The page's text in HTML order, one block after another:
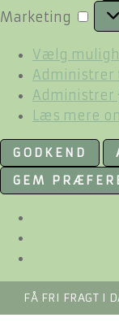
Marketing
Vælg
Administrer
Administrer
Læs mere
GODKEND
GEM
FÅ FRI FRAGT I